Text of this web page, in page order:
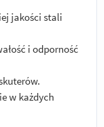
jakości stali
i odporność
w każdych